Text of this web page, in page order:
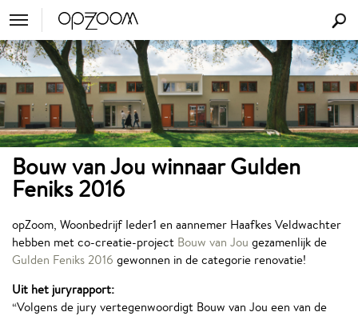
Bouw van Jou winnaar Gulden
Feniks 2016
opZoom, Woonbedrijf Ieder1 en aannemer Haafkes Veldwachter
hebben met co-creatie-project Bouw van Jou gezamenlijk de
Gulden Feniks 2016 gewonnen in de categorie renovatie!
Uit het juryrapport:
“Volgens de jury vertegenwoordigt Bouw van Jou een van de